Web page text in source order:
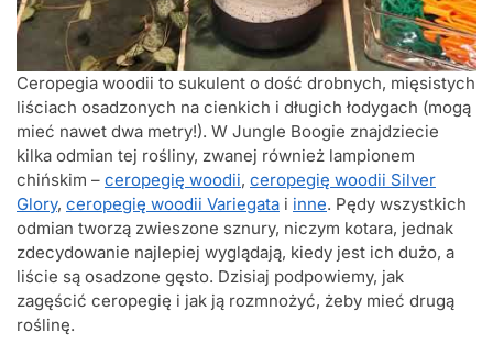
Ceropegia woodii to sukulent o dość drobnych, mięsistych
liściach osadzonych na cienkich i długich łodygach (mogą
mieć nawet dwa metry!). W Jungle Boogie znajdziecie
kilka odmian tej rośliny, zwanej również lampionem
chińskim – ceropegię woodii, ceropegię woodii Silver
Glory, ceropegię woodii Variegata i inne. Pędy wszystkich
odmian tworzą zwieszone sznury, niczym kotara, jednak
zdecydowanie najlepiej wyglądają, kiedy jest ich dużo, a
liście są osadzone gęsto. Dzisiaj podpowiemy, jak
zagęścić ceropegię i jak ją rozmnożyć, żeby mieć drugą
roślinę.